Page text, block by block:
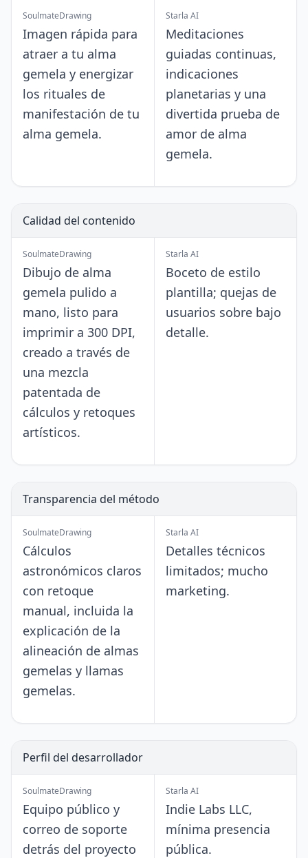
SoulmateDrawing
Imagen rápida para
atraer a tu alma
gemela y energizar
los rituales de
manifestación de tu
alma gemela.
Starla AI
Meditaciones
guiadas continuas,
indicaciones
planetarias y una
divertida prueba de
amor de alma
gemela.
Calidad del contenido
SoulmateDrawing
Dibujo de alma
gemela pulido a
mano, listo para
imprimir a 300 DPI,
creado a través de
una mezcla
patentada de
cálculos y retoques
artísticos.
Starla AI
Boceto de estilo
plantilla; quejas de
usuarios sobre bajo
detalle.
Transparencia del método
SoulmateDrawing
Cálculos
astronómicos claros
con retoque
manual, incluida la
explicación de la
alineación de almas
gemelas y llamas
gemelas.
Starla AI
Detalles técnicos
limitados; mucho
marketing.
Perfil del desarrollador
SoulmateDrawing
Equipo público y
correo de soporte
detrás del proyecto
Starla AI
Indie Labs LLC,
mínima presencia
pública.